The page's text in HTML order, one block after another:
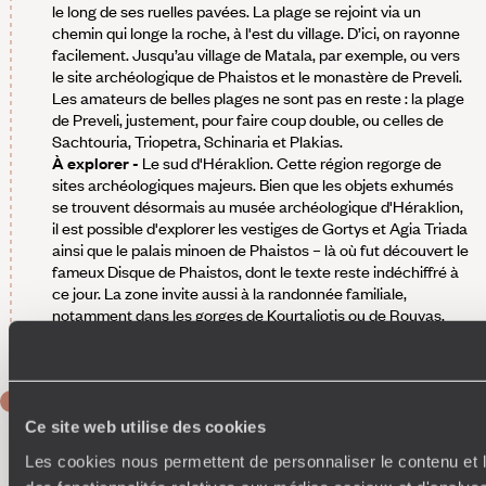
Ce site web utilise des cookies
Les cookies nous permettent de personnaliser le contenu et
le long de ses ruelles pavées. La plage se rejoint via un
chemin qui longe la roche, à l'est du village. D’ici, on rayonne
facilement. Jusqu’au village de Matala, par exemple, ou vers
le site archéologique de Phaistos et le monastère de Preveli.
Les amateurs de belles plages ne sont pas en reste : la plage
de Preveli, justement, pour faire coup double, ou celles de
Sachtouria, Triopetra, Schinaria et Plakias.
À explorer - Le sud d'Héraklion. Cette région regorge de
sites archéologiques majeurs. Bien que les objets exhumés
se trouvent désormais au musée archéologique d'Héraklion,
il est possible d'explorer les vestiges de Gortys et Agia Triada
ainsi que le palais minoen de Phaistos – là où fut découvert le
fameux Disque de Phaistos, dont le texte reste indéchiffré à
ce jour. La zone invite aussi à la randonnée familiale,
notamment dans les gorges de Kourtaliotis ou de Rouvas,
Agia Galini
À votre agenda - Sortie en voilier, avec skipper